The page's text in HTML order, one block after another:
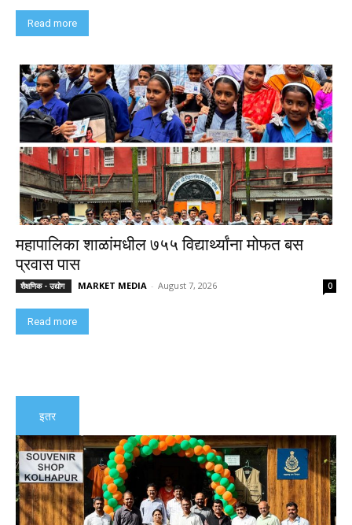
Read more
महापालिका शाळांमधील ७५५ विद्यार्थ्यांना मोफत बस
प्रवास पास
शैक्षणिक - उद्योग MARKET MEDIA - August 7, 2026 0
Read more
इतर